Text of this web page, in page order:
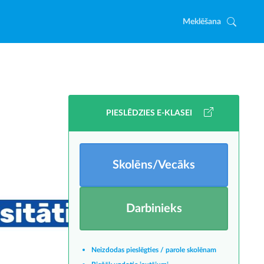
Meklēšana
PIESLĒDZIES E-KLASEI
Skolēns/Vecāks
Darbinieks
Neizdodas pieslēgties / parole skolēnam